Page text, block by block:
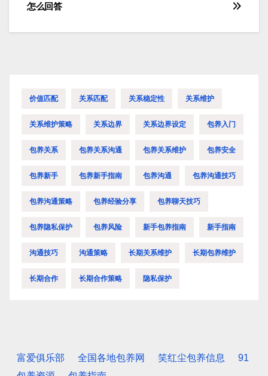
导
怎么回答
价值匹配 关系匹配 关系稳定性 关系维护
关系维护策略 关系边界 关系边界设定 包养入门
包养关系 包养关系沟通 包养关系维护 包养安全
包养新手 包养新手指南 包养沟通 包养沟通技巧
包养沟通策略 包养经验分享 包养聊天技巧
包养隐私保护 包养风险 新手包养指南 新手指南
沟通技巧 沟通策略 长期关系维护 长期包养维护
长期合作 长期合作策略 隐私保护
富爱俱乐部 全国各地包养网 笑红尘包养信息
91